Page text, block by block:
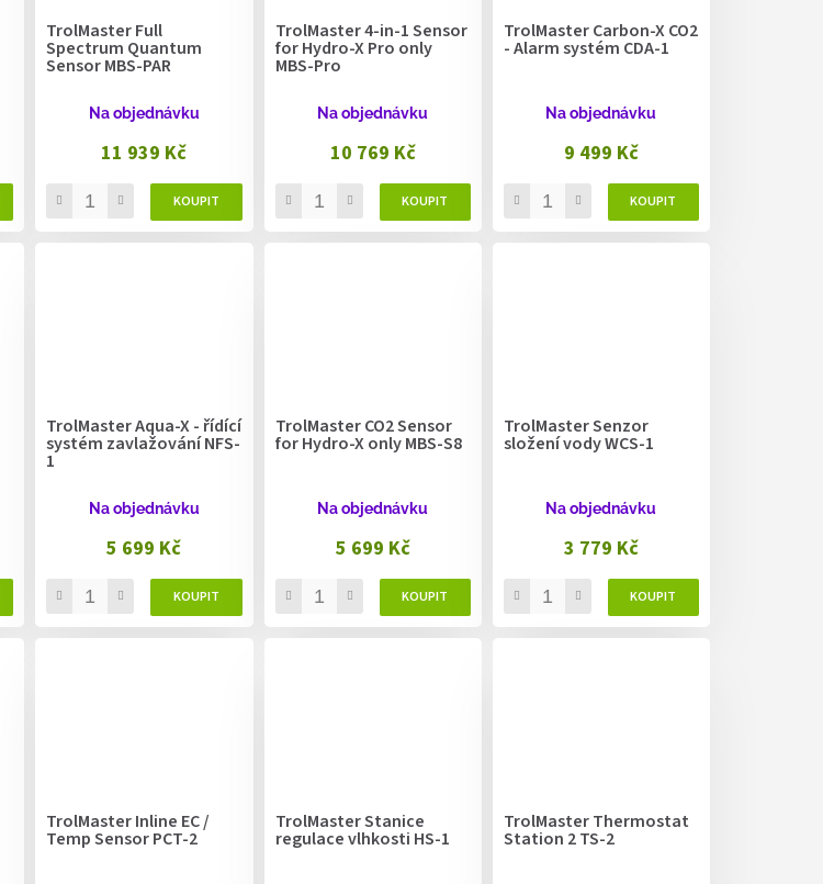
TrolMaster Full
Spectrum Quantum
Sensor MBS-PAR
Na objednávku
11 939 Kč
TrolMaster 4-in-1 Sensor
for Hydro-X Pro only
MBS-Pro
Na objednávku
10 769 Kč
TrolMaster Carbon-X CO2
- Alarm systém CDA-1
Na objednávku
9 499 Kč
TrolMaster Aqua-X - řídící
systém zavlažování NFS-
1
Na objednávku
5 699 Kč
TrolMaster CO2 Sensor
for Hydro-X only MBS-S8
Na objednávku
5 699 Kč
TrolMaster Senzor
složení vody WCS-1
Na objednávku
3 779 Kč
TrolMaster Inline EC /
Temp Sensor PCT-2
TrolMaster Stanice
regulace vlhkosti HS-1
TrolMaster Thermostat
Station 2 TS-2